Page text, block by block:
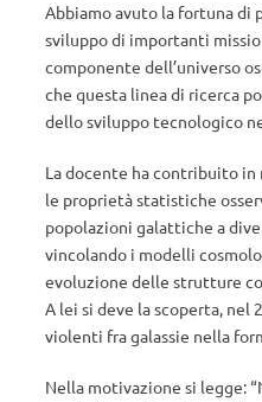
Abbiamo avuto la fortuna di
sviluppo di importanti
componente dell’universo
che questa linea di ricerca
dello sviluppo tecnologico
La docente ha contribuito
le proprietà statistiche
popolazioni galattiche a
vincolando i modelli
evoluzione delle strutture
A lei si deve la scoperta, nel
violenti fra galassie nella
Nella motivazione si legge: